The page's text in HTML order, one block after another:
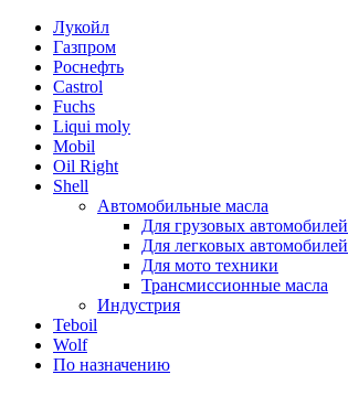
Лукойл
Газпром
Роснефть
Castrol
Fuchs
Liqui moly
Mobil
Oil Right
Shell
Автомобильные масла
Для грузовых автомобилей
Для легковых автомобилей
Для мото техники
Трансмиссионные масла
Индустрия
Teboil
Wolf
По назначению